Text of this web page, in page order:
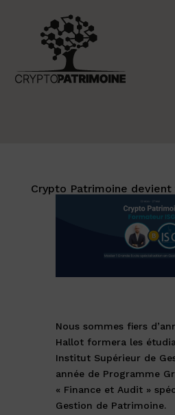
Crypto Patrimoine devient
Nous sommes fiers
Hallotformera les
Institut Supérieur de
année de Programme
« Finance et Audit »
Gestion de Patrimoine.